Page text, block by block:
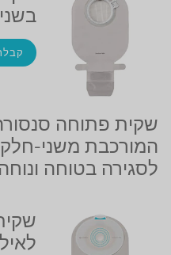
שקית פתוחה
המורכבת משני-
לסגירה בטוחה